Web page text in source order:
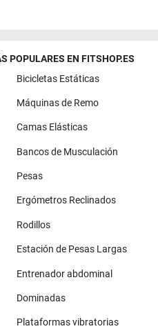
POPULARES EN FITSHOP.ES
Bicicletas Estáticas
Máquinas de Remo
Camas Elásticas
Bancos de Musculación
Pesas
Ergómetros Reclinados
Rodillos
Estación de Pesas Largas
Entrenador abdominal
Dominadas
Plataformas vibratorias